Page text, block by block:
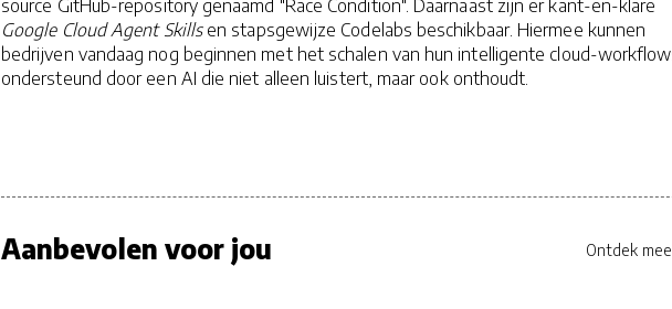
source GitHub-repository genaamd "Race Condition". Daarnaast zijn er kant-en-klare
Google Cloud Agent Skillsen stapsgewijze Codelabs beschikbaar. Hiermee kunnen
bedrijven vandaag nog beginnen met het schalen van hun intelligente cloud-
ondersteund door een AI die niet alleen luistert, maar ook onthoudt.
Aanbevolen voor jou Ontdek